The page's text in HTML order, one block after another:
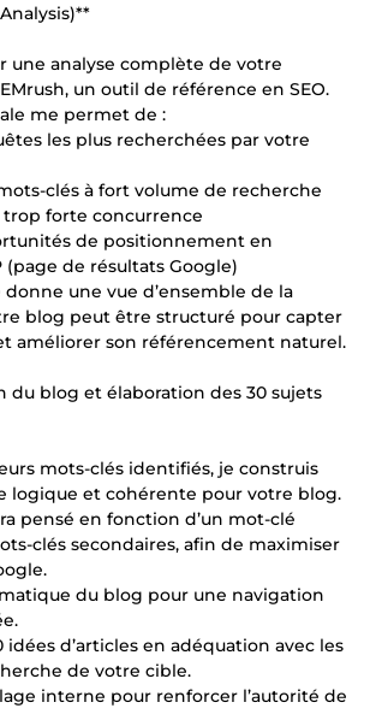
une analyse complète de votre
un outil de référence en SEO.
me permet de :
les plus recherchées par votre
clés à fort volume de recherche
forte concurrence
de positionnement en
(page de résultats Google)
une vue d’ensemble de la
blog peut être structuré pour capter
améliorer son référencement naturel.
du blog et élaboration des 30 sujets
mots-clés identifiés, je construis
logique et cohérente pour votre blog.
pensé en fonction d’un mot-clé
clés secondaires, afin de maximiser
du blog pour une navigation
d’articles en adéquation avec les
de votre cible.
interne pour renforcer l’autorité de